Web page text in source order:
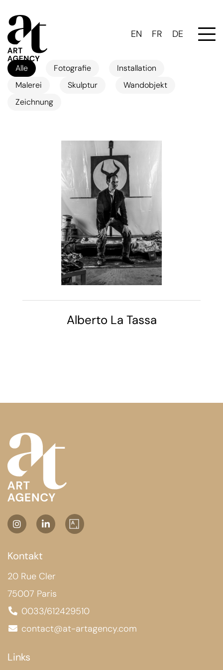
EN FR DE
Alle Fotografie
Installation
Malerei
Skulptur
Wandobjekt
Zeichnung
Alberto La Tassa
Kontakt
20 Rue Cler
75007 Paris
0033/612429510
contact@at-artagency.com
Links